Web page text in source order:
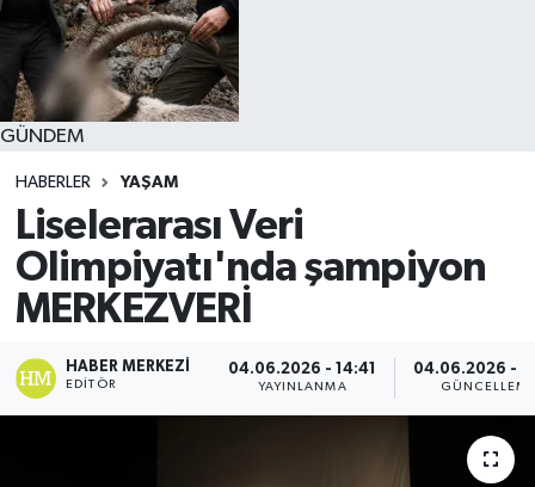
GÜNDEM
HABERLER YAŞAM
Liselerarası Veri
Olimpiyatı'nda şampiyon
MERKEZVERİ
HABER MERKEZI
EDITÖR
04.06.2026 - 14:41
YAYINLANMA
04.06.2026 -
DÜNYA
SPOR
MAGAZİN
YAŞAM
Trafik Durumu
Süper Lig Puan Durumu ve Fikstür
Tüm Manşetler
Son Dakika Haberleri
Haber Arşivi